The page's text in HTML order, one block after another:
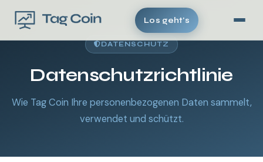
Los geht's
DATENSCHUTZ
Datenschutzrichtlinie
Wie Tag Coin Ihre personenbezogenen Daten sammelt,
verwendet und schützt.